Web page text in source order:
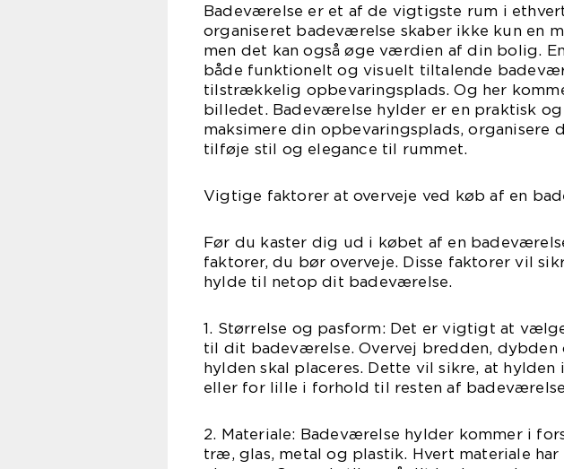
Badeværelse er et af de vigtigste rum i
organiseret badeværelse skaber ikke kun en
men det kan også øge værdien af din bolig.
både funktionelt og visuelt tiltalende
tilstrækkelig opbevaringsplads. Og her
billedet. Badeværelse hylder er en praktisk
maksimere din opbevaringsplads,
tilføje stil og elegance til rummet.
Vigtige faktorer at overveje ved køb af en
Før du kaster dig ud i købet af en
faktorer, du bør overveje. Disse faktorer vil
hylde til netop dit badeværelse.
1. Størrelse og pasform: Det er vigtigt at
til dit badeværelse. Overvej bredden, dybden
hylden skal placeres. Dette vil sikre, at
eller for lille i forhold til resten af
2. Materiale: Badeværelse hylder kommer i
træ, glas, metal og plastik. Hvert materiale